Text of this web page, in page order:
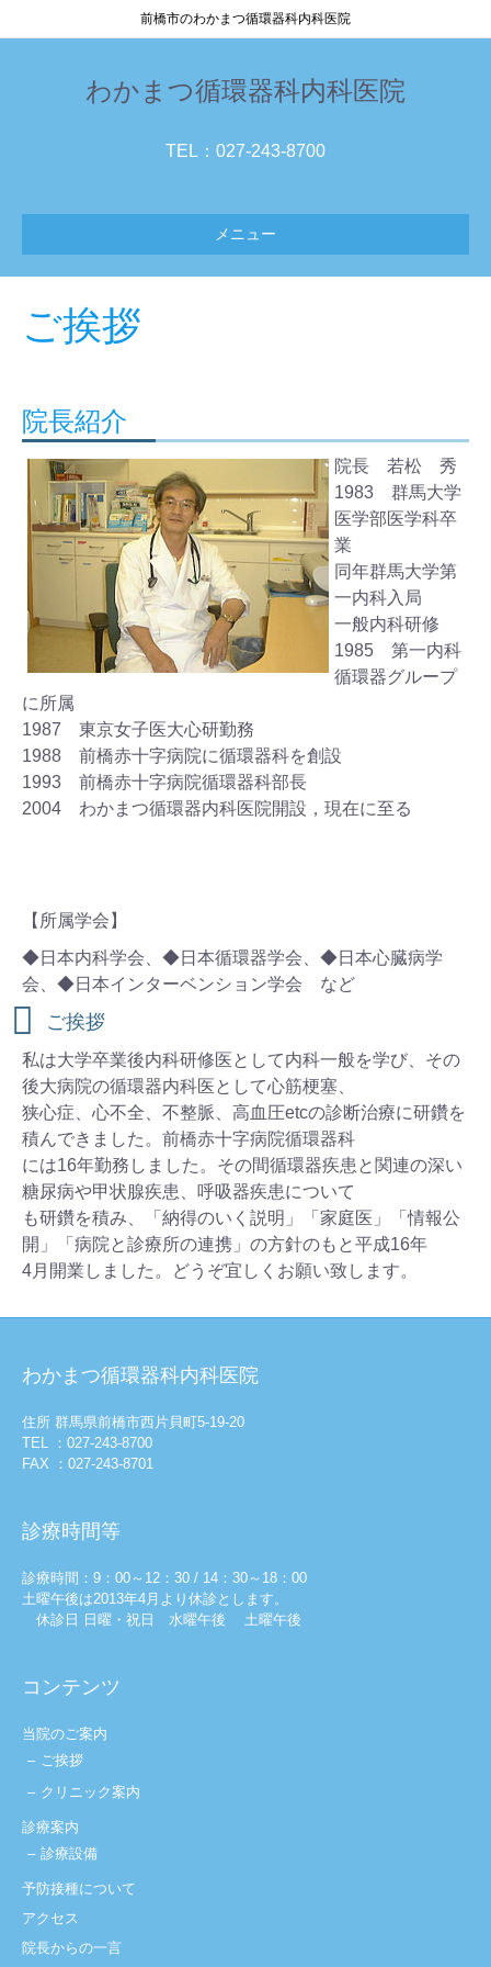
前橋市のわかまつ循環器科内科医院
わかまつ循環器科内科医院
TEL：027-243-8700
メニュー
ご挨拶
院長紹介
院長 若松 秀
1983 群馬大学
医学部医学科卒
業
同年群馬大学第
一内科入局
一般内科研修
1985 第一内科
循環器グループ
に所属
1987 東京女子医大心研勤務
1988 前橋赤十字病院に循環器科を創設
1993 前橋赤十字病院循環器科部長
2004 わかまつ循環器内科医院開設，現在に至る
【所属学会】
◆日本内科学会、◆日本循環器学会、◆日本心臓病学
会、◆日本インターベンション学会 など
ご挨拶
私は大学卒業後内科研修医として内科一般を学び、その
後大病院の循環器内科医として心筋梗塞、
狭心症、心不全、不整脈、高血圧etcの診断治療に研鑽を
積んできました。前橋赤十字病院循環器科
には16年勤務しました。その間循環器疾患と関連の深い
糖尿病や甲状腺疾患、呼吸器疾患について
も研鑽を積み、「納得のいく説明」「家庭医」「情報公
開」「病院と診療所の連携」の方針のもと平成16年
4月開業しました。どうぞ宜しくお願い致します。
わかまつ循環器科内科医院
住所 群馬県前橋市西片貝町5-19-20
TEL ：027-243-8700
FAX ：027-243-8701
診療時間等
診療時間：9：00～12：30 / 14：30～18：00
土曜午後は2013年4月より休診とします。
休診日 日曜・祝日 水曜午後 土曜午後
コンテンツ
当院のご案内
ご挨拶
クリニック案内
診療案内
診療設備
予防接種について
アクセス
院長からの一言